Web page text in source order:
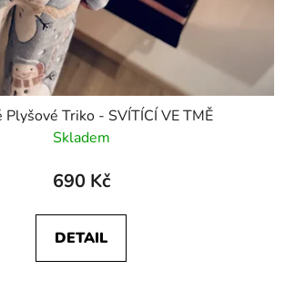
Plyšové Triko - SVÍTÍCÍ VE TMĚ
Skladem
690 Kč
DETAIL